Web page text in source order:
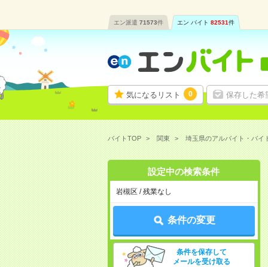
エン派遣 71573件 エン バイト 82531件
気になるリスト 0 保存した希
バイトTOP 関東 埼玉県のアルバイト・バイ
設定中の検索条件
岩槻区 / 残業なし
条件の変更
条件を保存して
メールを受け取る